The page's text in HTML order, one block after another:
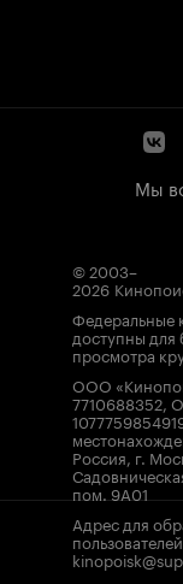
Мы
© 2003–
2026
Федеральные
доступны для
просмотра
ООО
7710688352,
Россия, г.
пом. 9А01
Адрес для